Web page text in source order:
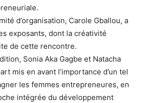
d’organisation, Carole Gballou, a
exposants, dont la créativité
de cette rencontre.
Sonia Aka Gagbe et Natacha
mis en avant l’importance d’un tel
les femmes entrepreneures, en
intégrée du développement